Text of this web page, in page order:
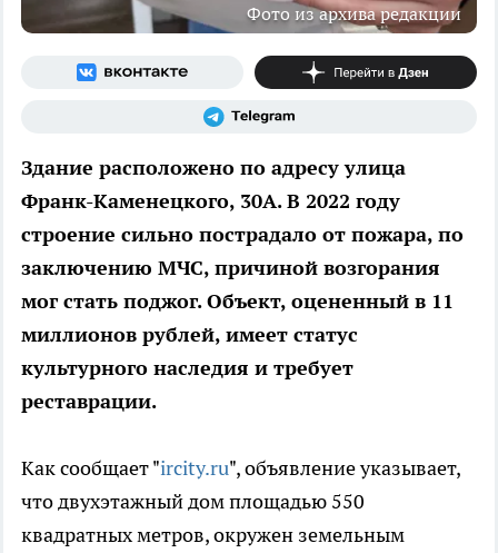
Фото из архива редакции
Здание расположено по адресу улица
Франк-Каменецкого, 30А. В 2022 году
строение сильно пострадало от пожара, по
заключению МЧС, причиной возгорания
мог стать поджог. Объект, оцененный в 11
миллионов рублей, имеет статус
культурного наследия и требует
реставрации.
Как сообщает "ircity.ru", объявление указывает,
что двухэтажный дом площадью 550
квадратных метров, окружен земельным